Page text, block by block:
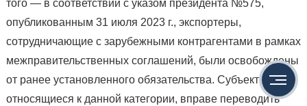
того — в соответствии с указом президента №575,
опубликованным 31 июля 2023 г., экспортеры,
сотрудничающие с зарубежными контрагентами в рамках
межправительственных соглашений, были освобождены
от ранее установленного обязательства. Субъекты,
относящиеся к данной категории, вправе переводить